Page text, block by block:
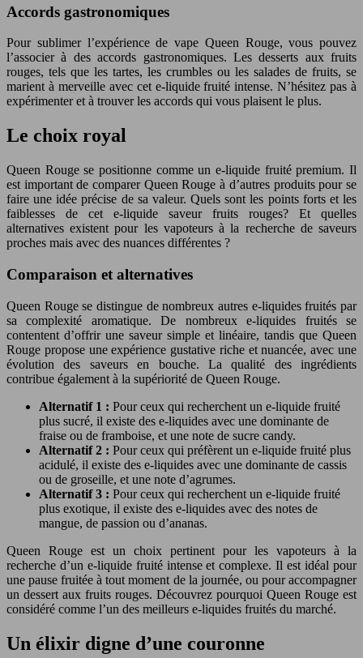
Accords gastronomiques
Pour sublimer l’expérience de vape Queen Rouge, vous pouvez
l’associer à des accords gastronomiques. Les desserts aux fruits
rouges, tels que les tartes, les crumbles ou les salades de fruits, se
marient à merveille avec cet e-liquide fruité intense. N’hésitez pas à
expérimenter et à trouver les accords qui vous plaisent le plus.
Le choix royal
Queen Rouge se positionne comme un e-liquide fruité premium. Il
est important de comparer Queen Rouge à d’autres produits pour se
faire une idée précise de sa valeur. Quels sont les points forts et les
faiblesses de cet e-liquide saveur fruits rouges? Et quelles
alternatives existent pour les vapoteurs à la recherche de saveurs
proches mais avec des nuances différentes ?
Comparaison et alternatives
Queen Rouge se distingue de nombreux autres e-liquides fruités par
sa complexité aromatique. De nombreux e-liquides fruités se
contentent d’offrir une saveur simple et linéaire, tandis que Queen
Rouge propose une expérience gustative riche et nuancée, avec une
évolution des saveurs en bouche. La qualité des ingrédients
contribue également à la supériorité de Queen Rouge.
Alternatif 1 : Pour ceux qui recherchent un e-liquide fruité
plus sucré, il existe des e-liquides avec une dominante de
fraise ou de framboise, et une note de sucre candy.
Alternatif 2 : Pour ceux qui préfèrent un e-liquide fruité plus
acidulé, il existe des e-liquides avec une dominante de cassis
ou de groseille, et une note d’agrumes.
Alternatif 3 : Pour ceux qui recherchent un e-liquide fruité
plus exotique, il existe des e-liquides avec des notes de
mangue, de passion ou d’ananas.
Queen Rouge est un choix pertinent pour les vapoteurs à la
recherche d’un e-liquide fruité intense et complexe. Il est idéal pour
une pause fruitée à tout moment de la journée, ou pour accompagner
un dessert aux fruits rouges. Découvrez pourquoi Queen Rouge est
considéré comme l’un des meilleurs e-liquides fruités du marché.
Un élixir digne d’une couronne